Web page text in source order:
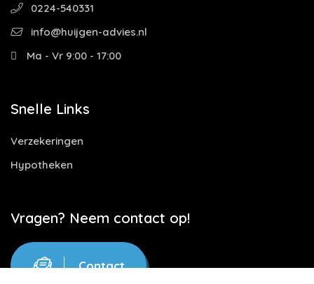
0224-540331
info@huijgen-advies.nl
Ma - Vr 9:00 - 17:00
Snelle Links
Verzekeringen
Hypotheken
Vragen? Neem contact op!
Contact